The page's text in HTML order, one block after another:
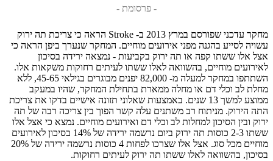
- פרסומת -
מחקר עדכני שפורסם במרץ 2013 ב- Stroke הראה כי צריכת תה ירוק
עשויה לסייע בהגנה מפני אירועים מוחיים. המחקר שנערך ביפן הראה כי
אצל אלו ששתו קפה או תה ירוק בקביעות - נמצאה ירידה בסיכון
לאירועים מוחיים, בהשוואה לאלו ששתו לעיתים רחוקות משקאות אלו.
השתתפו במחקר למעלה מ- 82,000 יפנים מבוגרים בגילאי 45-65, ללא
מחלת לב וכלי דם או מחלה ממארת בתחילת המחקר, שהיו במעקב
ממוצע למשך 13 שנים. באמצעות שאלוני תזונה אישיים בדקו את צריכת
התה הירוק. מניתוח רב משתנים עלה קשר הפוך בין צריכה רבה של תה
ירוק ובין הסיכון למחלות לב וכלי דם ואירועים מוחיים. נמצא כי אצל אלו
ששתו 2-3 כוסות תה ירוק ביום נרשמה ירידה של 14% בסיכון לאירועים
מוחיים מכל סוג. אצל אלו שצרכו לפחות 4 כוסות נרשמה ירידה של 20%
בסיכון, בהשוואה לאלו ששתו תה ירוק לעיתים רחוקות.